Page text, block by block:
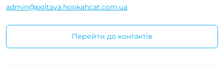
admin@poltava.hookahcat.com.ua
Перейти до контактів